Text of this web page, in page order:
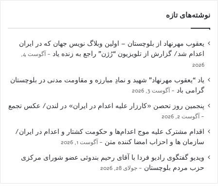
نوشته‌های تازه
یعقوب مهرنهاد از بلوچستان – اولین وبلاگ نویس جهان که در ایران
اعدام شد/ گزارش از تلویزیون “رُژن” راجع به زنده یاد
آگوست 4,
2026
یاد “یعقوب مهرنهاد” شهید و نمادِ مبارزه و مقاومت مدنی در بلوچستان
گرامی باد
آگوست 3, 2026
پنجمین روز تحصن «کارزار علیه اعدام در ایران» در لندن/ عکس تجمع
آگوست 2, 2026
اقدام مشترک علیه موج اعدام‌ها و حکومت کشتار و اعدام در ایران/
سازمان ها و احزاب امضا کننده متن
آگوست 1, 2026
ویدیو گفتگوی رادیو فردا با آقای رحیم بندوئی عضو شورای مرکزی
حزب مردم بلوچستان
جولای 28, 2026